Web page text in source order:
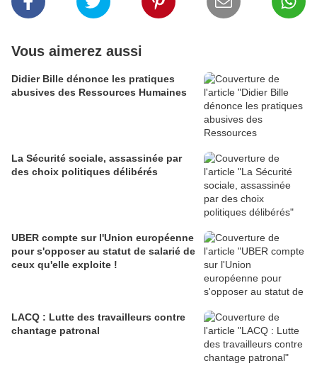
Vous aimerez aussi
Didier Bille dénonce les pratiques
abusives des Ressources Humaines
La Sécurité sociale, assassinée par
des choix politiques délibérés
UBER compte sur l'Union européenne
pour s'opposer au statut de salarié de
ceux qu'elle exploite !
LACQ : Lutte des travailleurs contre
chantage patronal